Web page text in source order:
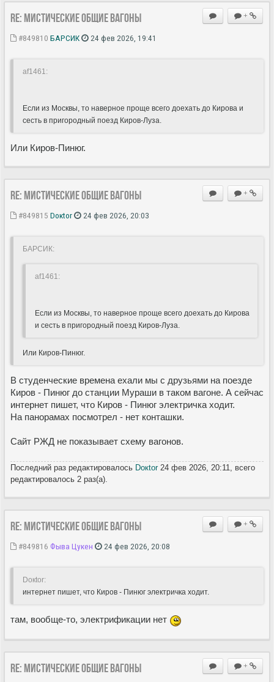
+
Re: Мистические ОБЩИЕ вагоны
#849810 БАРСИК 24 фев 2026, 19:41
af1461:
Если из Москвы, то наверное проще всего доехать до Кирова и
сесть в пригородный поезд Киров-Луза.
Или Киров-Пинюг.
+
Re: Мистические ОБЩИЕ вагоны
#849815 Doкtor 24 фев 2026, 20:03
БАРСИК:
af1461:
Если из Москвы, то наверное проще всего доехать до Кирова
и сесть в пригородный поезд Киров-Луза.
Или Киров-Пинюг.
В студенческие времена ехали мы с друзьями на поезде
Киров - Пинюг до станции Мураши в таком вагоне. А сейчас
интернет пишет, что Киров - Пинюг электричка ходит.
На панорамах посмотрел - нет конташки.
Сайт РЖД не показывает схему вагонов.
Последний раз редактировалось Doкtor24 фев 2026, 20:11, всего
редактировалось 2 раз(а).
+
Re: Мистические ОБЩИЕ вагоны
#849816 Фыва Цукен 24 фев 2026, 20:08
Doкtor:
интернет пишет, что Киров - Пинюг электричка ходит.
там, вообще-то, электрификации нет
+
Re: Мистические ОБЩИЕ вагоны